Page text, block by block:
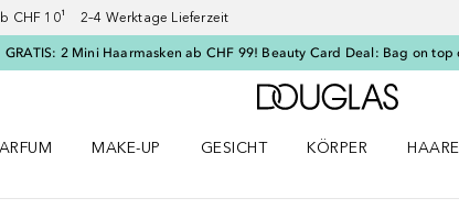
CHF 10¹ 2–4 Werktage Lieferzeit
GRATIS: 2 Mini Haarmasken ab CHF 99! Beauty Card Deal: Bag on top
Zur
MAKE-UP
GESICHT
KÖRPER
HAARE